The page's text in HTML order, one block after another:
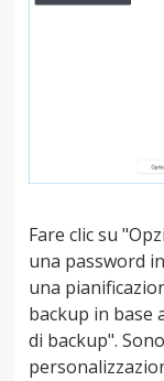
Fare clic su
una password
una
backup in base
di backup".